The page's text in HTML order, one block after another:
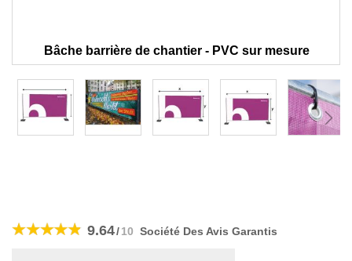
Bâche barrière de chantier - PVC sur mesure
to
9.64/10 Société Des Avis Garantis